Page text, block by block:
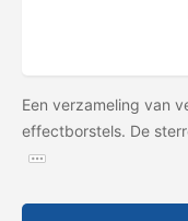
Een verzameling van
effectborstels. De